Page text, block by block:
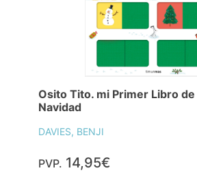
Osito Tito. mi Primer Libro
Navidad
DAVIES, BENJI
PVP. 14,95€